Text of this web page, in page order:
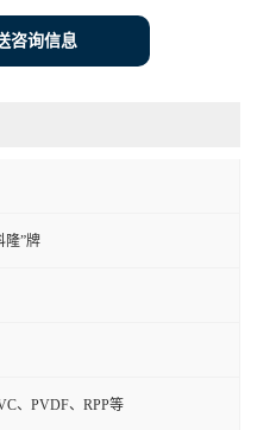
咨询信息
隆”牌
、PVDF、RPP等